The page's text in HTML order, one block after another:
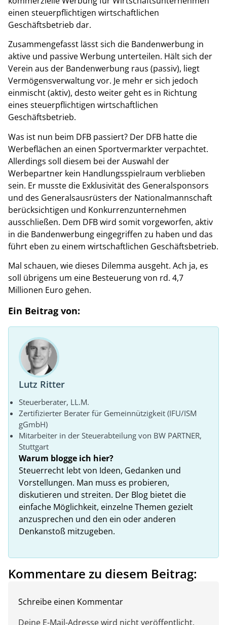
einen steuerpflichtigen wirtschaftlichen
Geschäftsbetrieb dar.
Zusammengefasst lässt sich die Bandenwerbung in
aktive und passive Werbung unterteilen. Hält sich der
Verein aus der Bandenwerbung raus (passiv), liegt
Vermögensverwaltung vor. Je mehr er sich jedoch
einmischt (aktiv), desto weiter geht es in Richtung
eines steuerpflichtigen wirtschaftlichen
Geschäftsbetrieb.
Was ist nun beim DFB passiert? Der DFB hatte die
Werbeflächen an einen Sportvermarkter verpachtet.
Allerdings soll diesem bei der Auswahl der
Werbepartner kein Handlungsspielraum verblieben
sein. Er musste die Exklusivität des Generalsponsors
und des Generalsausrüsters der Nationalmannschaft
berücksichtigen und Konkurrenzunternehmen
ausschließen. Dem DFB wird somit vorgeworfen, aktiv
in die Bandenwerbung eingegriffen zu haben und das
führt eben zu einem wirtschaftlichen Geschäftsbetrieb.
Mal schauen, wie dieses Dilemma ausgeht. Ach ja, es
soll übrigens um eine Besteuerung von rd. 4,7
Millionen Euro gehen.
Ein Beitrag von:
Lutz Ritter
Steuerberater, LL.M.
Zertifizierter Berater für Gemeinnützigkeit (IFU/ISM
gGmbH)
Mitarbeiter in der Steuerabteilung von BW PARTNER,
Stuttgart
Warum blogge ich hier?
Steuerrecht lebt von Ideen, Gedanken und
Vorstellungen. Man muss es probieren,
diskutieren und streiten. Der Blog bietet die
einfache Möglichkeit, einzelne Themen gezielt
anzusprechen und den ein oder anderen
Denkanstoß mitzugeben.
Kommentare zu diesem Beitrag:
Schreibe einen Kommentar
Deine E-Mail-Adresse wird nicht veröffentlicht.